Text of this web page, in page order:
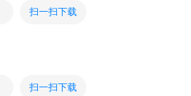
扫一扫下载
扫一扫下载